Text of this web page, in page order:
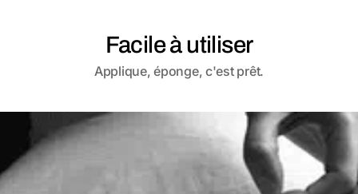
Facile à utiliser
Applique, éponge, c'est prêt.